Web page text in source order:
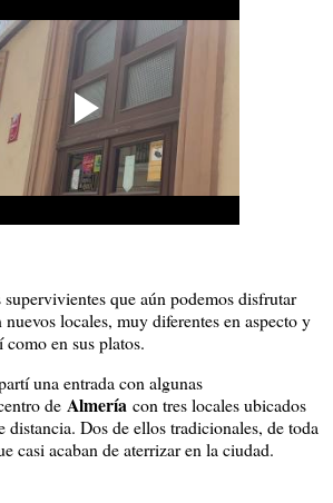
que aún podemos disfrutar
locales, muy diferentes en aspecto y
en sus platos.
una entrada con algunas
de Almería con tres locales ubicados
distancia. Dos de ellos tradicionales, de toda
casi acaban de aterrizar en la ciudad.